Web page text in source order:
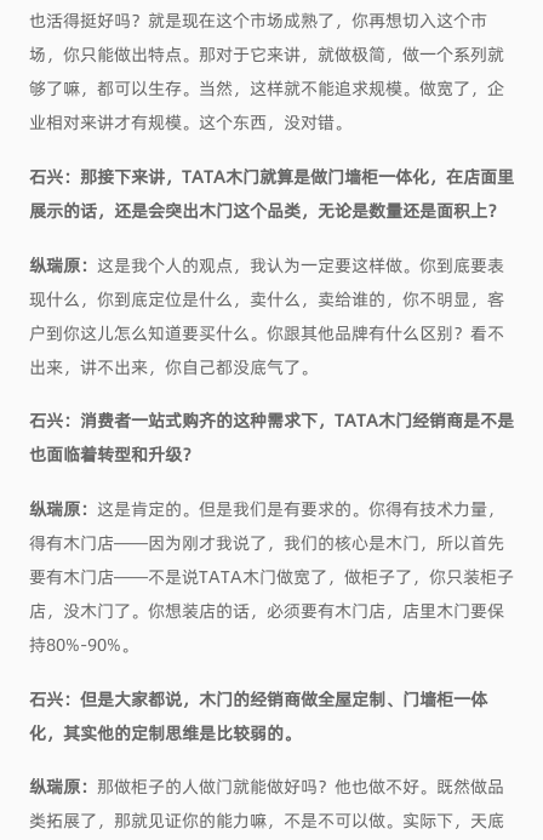
也活得挺好吗？就是现在这个市场成熟了，你再想切入这个市
场，你只能做出特点。那对于它来讲，就做极简，做一个系列就
够了嘛，都可以生存。当然，这样就不能追求规模。做宽了，企
业相对来讲才有规模。这个东西，没对错。
石兴： 那接下来讲，TATA木门就算是做门墙柜一体化，在店面里
展示的话，还是会突出木门这个品类，无论是数量还是面积上？
纵瑞原： 这是我个人的观点，我认为一定要这样做。你到底要表
现什么，你到底定位是什么，卖什么，卖给谁的，你不明显，客
户到你这儿怎么知道要买什么。你跟其他品牌有什么区别？看不
出来，讲不出来，你自己都没底气了。
石兴：消费者一站式购齐的这种需求下，TATA木门经销商是不是
也面临着转型和升级？
纵瑞原： 这是肯定的。但是我们是有要求的。你得有技术力量，
得有木门店——因为刚才我说了，我们的核心是木门，所以首先
要有木门店——不是说TATA木门做宽了，做柜子了，你只装柜子
店，没木门了。你想装店的话，必须要有木门店，店里木门要保
持80%-90%。
石兴：但是大家都说，木门的经销商做全屋定制、门墙柜一体
化，其实他的定制思维是比较弱的。
纵瑞原： 那做柜子的人做门就能做好吗？他也做不好。既然做品
类拓展了，那就见证你的能力嘛，不是不可以做。实际下，天底